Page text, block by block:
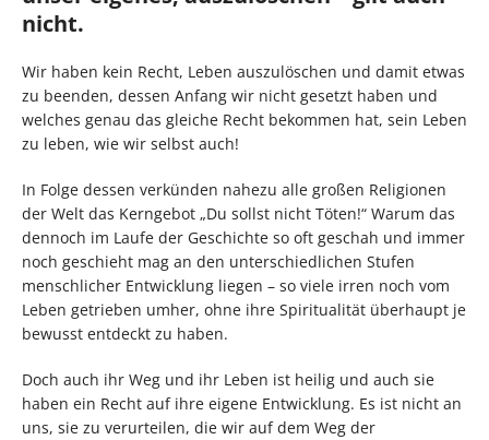
nicht.
Wir haben kein Recht, Leben auszulöschen und damit etwas
zu beenden, dessen Anfang wir nicht gesetzt haben und
welches genau das gleiche Recht bekommen hat, sein Leben
zu leben, wie wir selbst auch!
In Folge dessen verkünden nahezu alle großen Religionen
der Welt das Kerngebot „Du sollst nicht Töten!“ Warum das
dennoch im Laufe der Geschichte so oft geschah und immer
noch geschieht mag an den unterschiedlichen Stufen
menschlicher Entwicklung liegen – so viele irren noch vom
Leben getrieben umher, ohne ihre Spiritualität überhaupt je
bewusst entdeckt zu haben.
Doch auch ihr Weg und ihr Leben ist heilig und auch sie
haben ein Recht auf ihre eigene Entwicklung. Es ist nicht an
uns, sie zu verurteilen, die wir auf dem Weg der